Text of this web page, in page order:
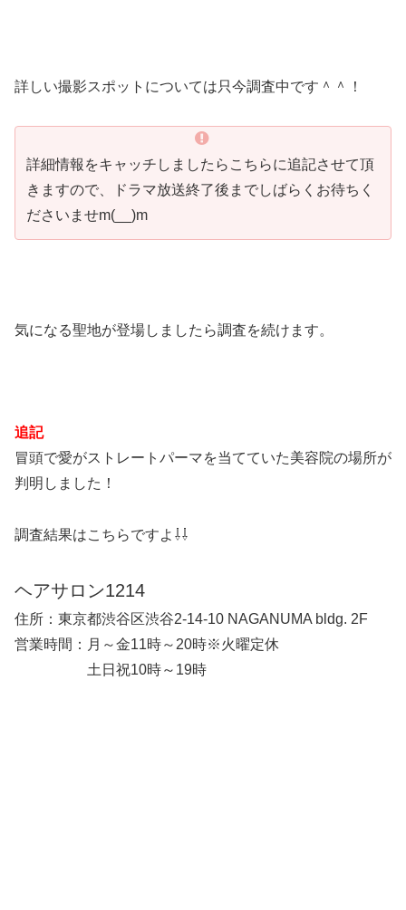
詳しい撮影スポットについては只今調査中です＾＾！
詳細情報をキャッチしましたらこちらに追記させて頂
きますので、ドラマ放送終了後までしばらくお待ちく
ださいませm(__)m
気になる聖地が登場しましたら調査を続けます。
追記
冒頭で愛がストレートパーマを当てていた美容院の場所が
判明しました！
調査結果はこちらですよ⇩⇩
ヘアサロン1214
住所：東京都渋谷区渋谷2-14-10 NAGANUMA bldg. 2F
営業時間：月～金11時～20時※火曜定休
土日祝10時～19時